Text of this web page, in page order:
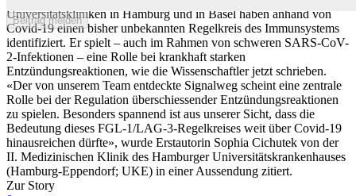
Beitrag melden
Universitätskliniken in Hamburg und in Basel haben anhand von
Covid-19 einen bisher unbekannten Regelkreis des Immunsystems
identifiziert. Er spielt – auch im Rahmen von schweren SARS-CoV-
2-Infektionen – eine Rolle bei krankhaft starken
Entzündungsreaktionen, wie die Wissenschaftler jetzt schrieben.
«Der von unserem Team entdeckte Signalweg scheint eine zentrale
Rolle bei der Regulation überschiessender Entzündungsreaktionen
zu spielen. Besonders spannend ist aus unserer Sicht, dass die
Bedeutung dieses FGL-1/LAG-3-Regelkreises weit über Covid-19
hinausreichen dürfte», wurde Erstautorin Sophia Cichutek von der
II. Medizinischen Klinik des Hamburger Universitätskrankenhauses
(Hamburg-Eppendorf; UKE) in einer Aussendung zitiert.
Zur Story